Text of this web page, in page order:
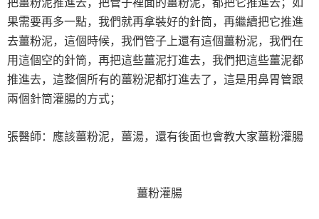
果需要再多一點，我們就再拿裝好的針筒，再繼續把它推進
去薑粉泥，這個時候，我們管子上還有這個薑粉泥，我們在
用這個空的針筒，再把這些薑泥打進去，我們把這些薑泥都
推進去，這整個所有的薑粉泥都打進去了，這是用鼻胃管跟
兩個針筒灌腸的方式；
張醫師：應該薑粉泥，薑湯，還有後面也會教大家薑粉灌腸
薑粉灌腸